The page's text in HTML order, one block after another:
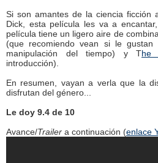
Si son amantes de la ciencia ficción
Dick, esta película les va a
película tiene un ligero aire de
(que recomiendo vean si le
manipulación del tiempo) y The
introducción).
En resumen, vayan a verla que la
disfrutan del género...
Le doy 9.4 de 10
Avance/Trailer a continuación (enlace